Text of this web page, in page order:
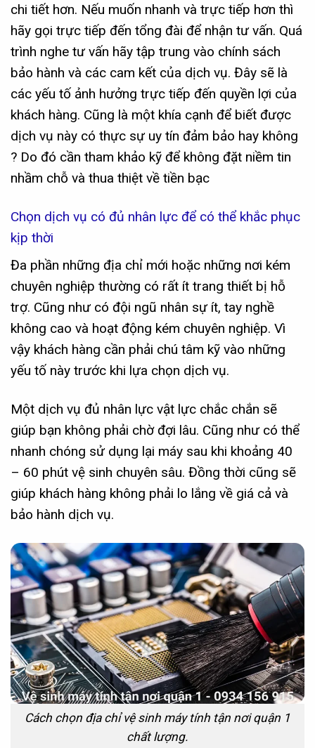
chi tiết hơn. Nếu muốn nhanh và trực tiếp hơn thì
hãy gọi trực tiếp đến tổng đài để nhận tư vấn. Quá
trình nghe tư vấn hãy tập trung vào chính sách
bảo hành và các cam kết của dịch vụ. Đây sẽ là
các yếu tố ảnh hưởng trực tiếp đến quyền lợi của
khách hàng. Cũng là một khía cạnh để biết được
dịch vụ này có thực sự uy tín đảm bảo hay không
? Do đó cần tham khảo kỹ để không đặt niềm tin
nhầm chỗ và thua thiệt về tiền bạc
Chọn dịch vụ có đủ nhân lực để có thể khắc phục
kịp thời
Đa phần những địa chỉ mới hoặc những nơi kém
chuyên nghiệp thường có rất ít trang thiết bị hỗ
trợ. Cũng như có đội ngũ nhân sự ít, tay nghề
không cao và hoạt động kém chuyên nghiệp. Vì
vậy khách hàng cần phải chú tâm kỹ vào những
yếu tố này trước khi lựa chọn dịch vụ.
Một dịch vụ đủ nhân lực vật lực chắc chắn sẽ
giúp bạn không phải chờ đợi lâu. Cũng như có thể
nhanh chóng sử dụng lại máy sau khi khoảng 40
– 60 phút vệ sinh chuyên sâu. Đồng thời cũng sẽ
giúp khách hàng không phải lo lắng về giá cả và
bảo hành dịch vụ.
Cách chọn địa chỉ vệ sinh máy tính tận nơi quận 1
chất lượng.